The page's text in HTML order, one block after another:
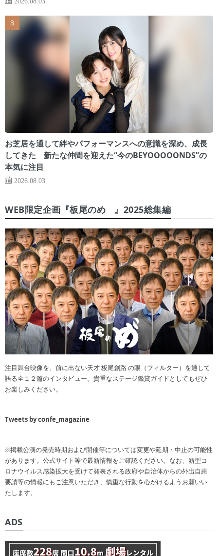
お芝居を通して絆やパフォーマンスへの意識を深め、成長
してきた 新たな仲間を迎えた“今のBEYOOOOONDS”の
本気に注目
2026.08.03
WEB限定企画『板尾のめ゙』2025総集編
注目舞台映像を、前に出ない天才 板尾創路 の眼（フィルター）を通して
語る全１２篇のインタビュー。貴重なステージ鑑賞ガイドとしてもぜひ
お楽しみください。
Tweets by confe_magazine
※掲載公演の発売時期および開催等については変更や延期・中止の可能性
があります。公式サイト等で最新情報をご確認ください。なお、新型コ
ロナウイルス感染拡大を受けて発表される政府や自治体からの外出自粛
要請等の情報にもご注意いただき、慎重な行動を心がけるようお願いい
たします。
ADS